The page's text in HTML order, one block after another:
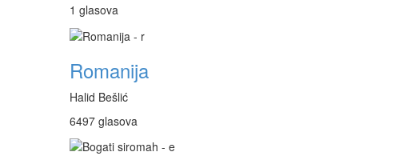
1 glasova
Romanija
Halid Bešlić
6497 glasova